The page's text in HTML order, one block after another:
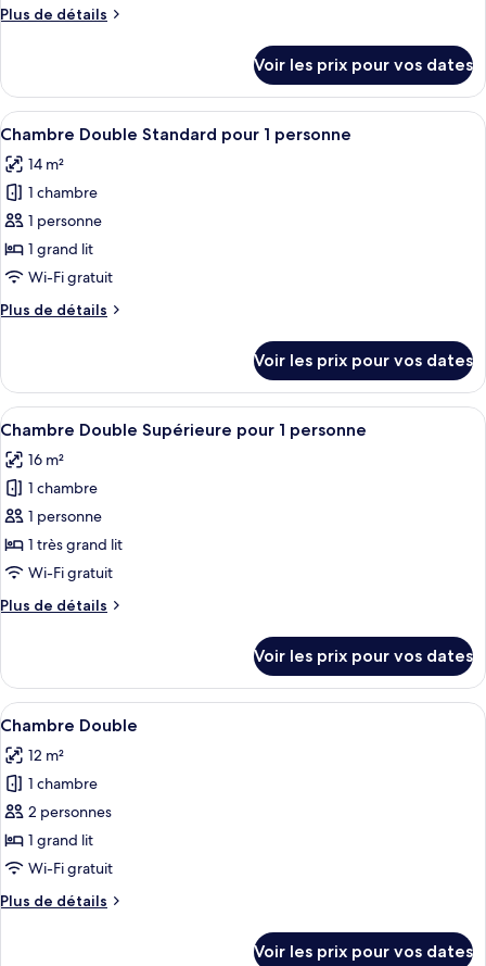
chambre :
Supérieure
Plus de détails
Plus
le
type
de
Chambre
Quadruple
Voir les prix pour vos dates
Afficher
toutes
les
photos
pour
ce
type
chambre :
Standard
pour
1
personne
Une chambre d’hôtel équipée d’un
7
Chambre Double Standard pour 1 personne
14 m²
1 chambre
1 personne
1 grand lit
Wi-Fi gratuit
Plus de détails
Plus
le
type
de
Chambre
Double
pour
personne
Voir les prix pour vos dates
Afficher
toutes
les
photos
pour
ce
type
chambre :
Supérieure
pour
1
personne
Une chambre d’hôtel comprenant
7
Chambre Double Supérieure pour 1 personne
16 m²
1 chambre
1 personne
1 très grand lit
Wi-Fi gratuit
Plus de détails
Plus
le
type
de
Chambre
Double
pour
personne
Voir les prix pour vos dates
Afficher
toutes
les
photos
pour
ce
type
chambre :
Une chambre d’hôtel avec un mur
5
Chambre Double
12 m²
1 chambre
2 personnes
1 grand lit
Wi-Fi gratuit
Plus de détails
Plus
Voir les prix pour vos dates